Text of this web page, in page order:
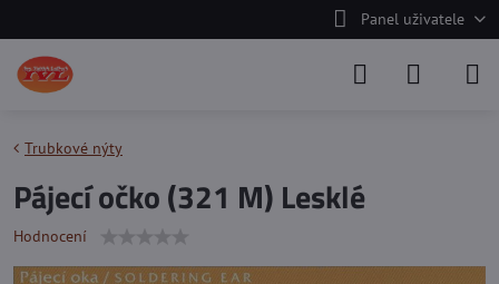
Panel uživatele
Trubkové nýty
Pájecí očko (321 M) Lesklé
Hodnocení